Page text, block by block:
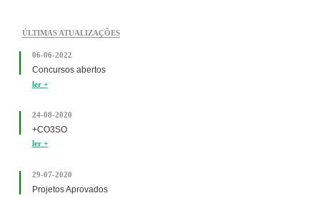
ÚLTIMAS ATUALIZAÇÕES
06-06-2022
Concursos abertos
ler +
24-08-2020
+CO3SO
ler +
29-07-2020
Projetos Aprovados